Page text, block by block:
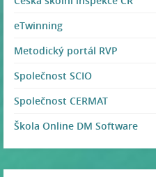
eTwinning
Metodický portál RVP
Společnost SCIO
Společnost CERMAT
Škola Online DM Software